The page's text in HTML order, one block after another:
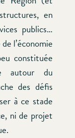
en
publics…
l’économie
constituée
autour du
des défis
à ce stade
ni de projet